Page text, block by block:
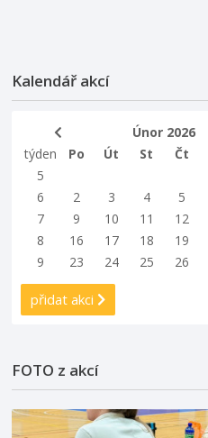
piaristického kláštera.
Kalendář akcí
Únor 2026
týden
Po Út St Čt
5
6
2 3 4 5
7
9 10 11 12
8
16 17 18 19
9
23 24 25 26
přidat akci
FOTO z akcí